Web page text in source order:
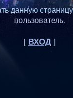
данную
пользователь.
[ ВХОД]